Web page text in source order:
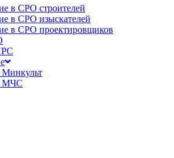
в СРО строителей
в СРО изыскателей
в СРО проектировщиков
МЧС